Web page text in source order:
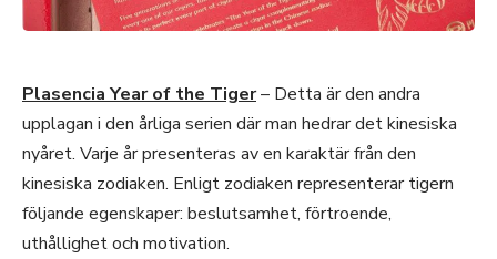
Plasencia Year of the Tiger– Detta är den andra
upplagan i den årliga serien där man hedrar det kinesiska
nyåret. Varje år presenteras av en karaktär från den
kinesiska zodiaken. Enligt zodiaken representerar tigern
följande egenskaper: beslutsamhet, förtroende,
uthållighet och motivation.